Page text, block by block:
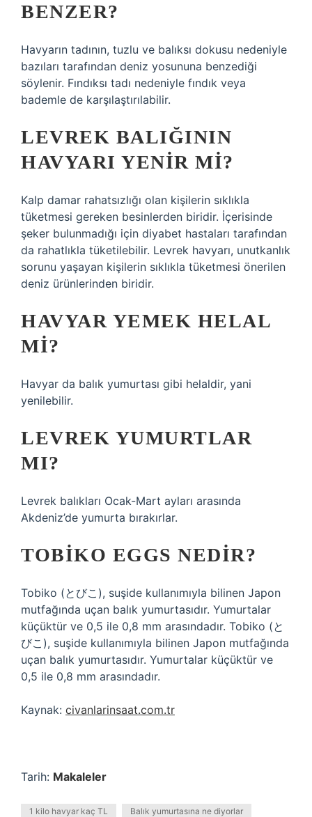
BENZER?
Havyarın tadının, tuzlu ve balıksı dokusu nedeniyle
bazıları tarafından deniz yosununa benzediği
söylenir. Fındıksı tadı nedeniyle fındık veya
bademle de karşılaştırılabilir.
LEVREK BALIĞININ
HAVYARI YENIR MI?
Kalp damar rahatsızlığı olan kişilerin sıklıkla
tüketmesi gereken besinlerden biridir. İçerisinde
şeker bulunmadığı için diyabet hastaları tarafından
da rahatlıkla tüketilebilir. Levrek havyarı, unutkanlık
sorunu yaşayan kişilerin sıklıkla tüketmesi önerilen
deniz ürünlerinden biridir.
HAVYAR YEMEK HELAL
MI?
Havyar da balık yumurtası gibi helaldir, yani
yenilebilir.
LEVREK YUMURTLAR
MI?
Levrek balıkları Ocak-Mart ayları arasında
Akdeniz’de yumurta bırakırlar.
TOBIKO EGGS NEDIR?
Tobiko (とびこ), suşide kullanımıyla bilinen Japon
mutfağında uçan balık yumurtasıdır. Yumurtalar
küçüktür ve 0,5 ile 0,8 mm arasındadır. Tobiko (と
びこ), suşide kullanımıyla bilinen Japon mutfağında
uçan balık yumurtasıdır. Yumurtalar küçüktür ve
0,5 ile 0,8 mm arasındadır.
Kaynak: civanlarinsaat.com.tr
Tarih: Makaleler
1 kilo havyar kaç TL Balık yumurtasına ne diyorlar